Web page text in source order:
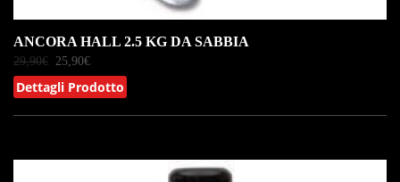
ANCORA HALL 2.5 KG DA SABBIA
29,90€ 25,90€
Dettagli Prodotto